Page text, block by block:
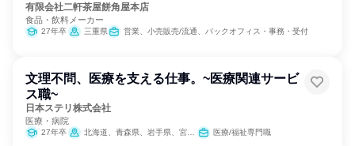
有限会社二軒茶屋餅角屋本店
食品・飲料メーカー
27年卒 三重県 営業、小売販売/流通、バックオフィス・事務・受付
文理不問、医療を支える仕事。~医療関連サービ
ス職~
日本ステリ株式会社
医療・病院
27年卒 北海道、青森県、岩手県、宮城県、秋田県、山形県、福島県、茨城県、栃木県、群馬県、埼玉県、千葉県、東京都、神奈川県、新潟県、富山県、石川県、福井県、山梨県、長野県、岐阜県、静岡県、愛知県、三重県、滋賀県、京都府、大阪府、兵庫県、奈良県、和歌山県、鳥取県、島根県、岡山県、広島県、山口県、徳島県、香川県、愛媛県、高知県、福岡県、佐賀県、長崎県、熊本県、大分県、宮崎県、鹿児島県、沖縄県 医療/福祉専門職